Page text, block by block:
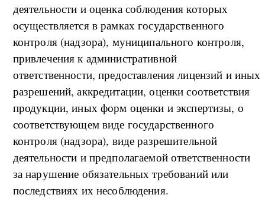
деятельности и оценка соблюдения которых
осуществляется в рамках государственного
контроля (надзора), муниципального контроля,
привлечения к административной
ответственности, предоставления лицензий и иных
разрешений, аккредитации, оценки соответствия
продукции, иных форм оценки и экспертизы, о
соответствующем виде государственного
контроля (надзора), виде разрешительной
деятельности и предполагаемой ответственности
за нарушение обязательных требований или
последствиях их несоблюдения.